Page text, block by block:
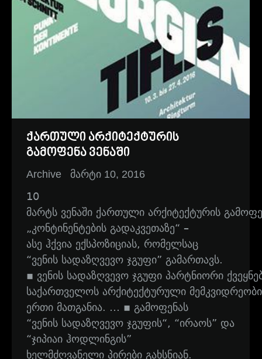
ქართული არქიტექტურის
გამოფენა ვენაში
Archive მარტი 10, 2016
10
მარტს ვენაში ქართული არქიტექტურის
„კონტინენტების გადაკვეთაზე“ –
ასე ჰქვია ექსპოზიციას, რომელსაც
“ვენის სადაზღვევო ჯგუფი” გამართავს.
▪ ვენის სადაზღვევო ჯგუფი პარტნიორი
საქართველოს არქიტექტურული
ერთი მათგანია. … ▪ გამოფენას
“ვენის სადაზღვევო ჯგუფის“, “ირაოს” და
“ჯიპიაი ჰოდლინგის”
ხელმძღვანელი პირები გახსნიან.